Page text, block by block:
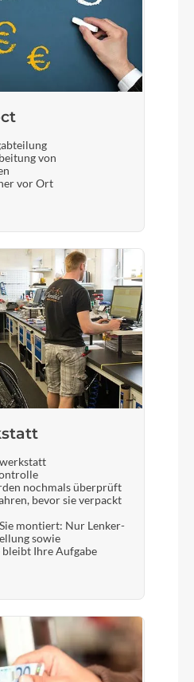
von
vor Ort
nochmals überprüft
bevor sie verpackt
montiert: Nur Lenker-
sowie
bleibt Ihre Aufgabe